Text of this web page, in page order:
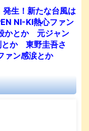
生！新たな台風は
NI-KI熱心ファン
かとか 元ジャン
とか 東野圭吾さ
ァン感涙とか